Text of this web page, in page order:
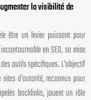
la visibilité de
être un levier puissant pour
en SEO, sa mise
outils spécifiques. L’objectif
d’autorité, reconnus pour
backlinks, jouent un rôle